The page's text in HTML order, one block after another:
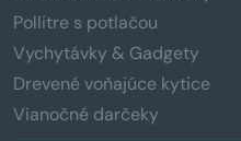
Pollitre s potlačou
Vychytávky & Gadgety
Drevené voňajúce kytice
Vianočné darčeky